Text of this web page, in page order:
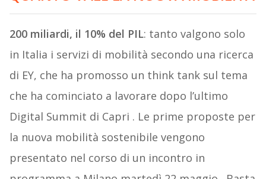
200 miliardi, il 10% del PIL: tanto valgono solo
in Italia i servizi di mobilità secondo una ricerca
di EY, che ha promosso un think tank sul tema
che ha cominciato a lavorare dopo l’ultimo
Digital Summit di Capri . Le prime proposte per
la nuova mobilità sostenibile vengono
presentato nel corso di un incontro in